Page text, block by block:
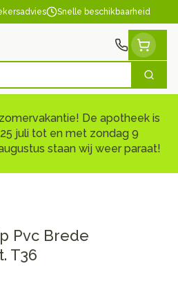
Snelle beschikbaarheid
Zoek
De apotheek is
juli tot en met zondag 9
staan wij weer paraat!
Pvc Brede
T36